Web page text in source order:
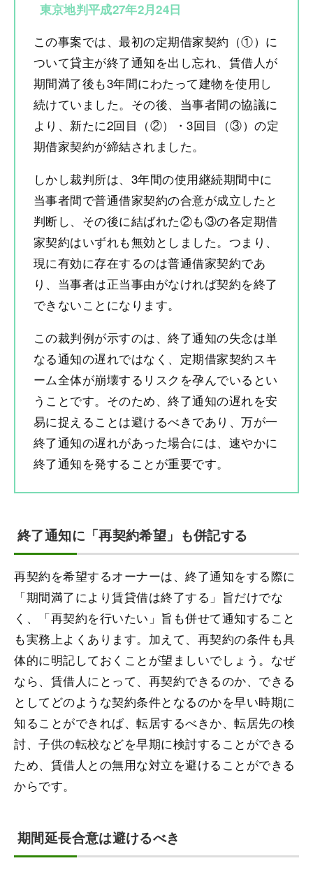
東京地判平成27年2月24日
この事案では、最初の定期借家契約（①）に
ついて貸主が終了通知を出し忘れ、賃借人が
期間満了後も3年間にわたって建物を使用し
続けていました。その後、当事者間の協議に
より、新たに2回目（②）・3回目（③）の定
期借家契約が締結されました。
しかし裁判所は、3年間の使用継続期間中に
当事者間で普通借家契約の合意が成立したと
判断し、その後に結ばれた②も③の各定期借
家契約はいずれも無効としました。つまり、
現に有効に存在するのは普通借家契約であ
り、当事者は正当事由がなければ契約を終了
できないことになります。
この裁判例が示すのは、終了通知の失念は単
なる通知の遅れではなく、定期借家契約スキ
ーム全体が崩壊するリスクを孕んでいるとい
うことです。そのため、終了通知の遅れを安
易に捉えることは避けるべきであり、万が一
終了通知の遅れがあった場合には、速やかに
終了通知を発することが重要です。
終了通知に「再契約希望」も併記する
再契約を希望するオーナーは、終了通知をする際に
「期間満了により賃貸借は終了する」旨だけでな
く、「再契約を行いたい」旨も併せて通知すること
も実務上よくあります。加えて、再契約の条件も具
体的に明記しておくことが望ましいでしょう。なぜ
なら、賃借人にとって、再契約できるのか、できる
としてどのような契約条件となるのかを早い時期に
知ることができれば、転居するべきか、転居先の検
討、子供の転校などを早期に検討することができる
ため、賃借人との無用な対立を避けることができる
からです。
期間延長合意は避けるべき